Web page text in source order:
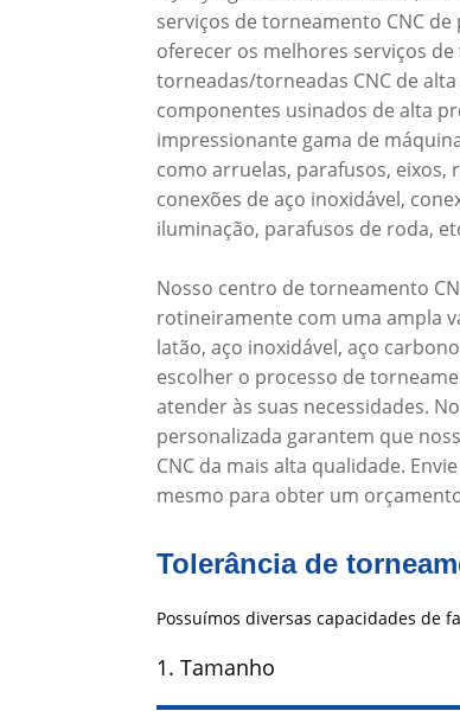
serviços de torneamento CNC
oferecer os melhores serviços de
torneadas/torneadas CNC de
componentes usinados de alta
impressionante gama de
como arruelas, parafusos, eixos,
conexões de aço inoxidável,
iluminação, parafusos de roda,
Nosso centro de torneamento
rotineiramente com uma ampla
latão, aço inoxidável, aço
escolher o processo de
atender às suas necessidades.
personalizada garantem que
CNC da mais alta qualidade.
mesmo para obter um
Tolerância de
Possuímos diversas capacidades de
1. Tamanho